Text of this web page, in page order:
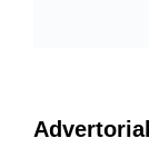
Advertorial